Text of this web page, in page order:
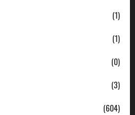
(1)
(1)
(0)
(3)
(604)